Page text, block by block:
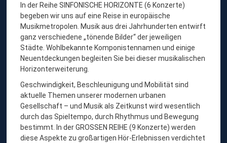
In der Reihe SINFONISCHE HORIZONTE (6 Konzerte)
begeben wir uns auf eine Reise in europäische
Musikmetropolen. Musik aus drei Jahrhunderten entwirft
ganz verschiedene „tönende Bilder“ der jeweiligen
Städte. Wohlbekannte Komponistennamen und einige
Neuentdeckungen begleiten Sie bei dieser musikalischen
Horizonterweiterung.
Geschwindigkeit, Beschleunigung und Mobilität sind
aktuelle Themen unserer modernen urbanen
Gesellschaft – und Musik als Zeitkunst wird wesentlich
durch das Spieltempo, durch Rhythmus und Bewegung
bestimmt. In der GROSSEN REIHE (9 Konzerte) werden
diese Aspekte zu großartigen Hör-Erlebnissen verdichtet